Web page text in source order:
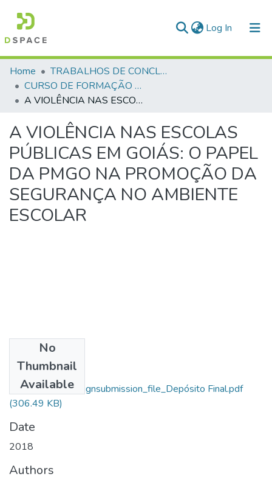
Log In (current)
Communities & Collections
All of DSpace
Home
TRABALHOS DE CONCLUSÃO DE CURSO - CFP (CURSO DE FORMAÇÃO DE PRAÇAS)
CURSO DE FORMAÇÃO DE PRAÇAS - CFP - 2018
A VIOLÊNCIA NAS ESCOLAS PÚBLICAS EM GOIÁS: O PAPEL DA PMGO NA PROMOÇÃO DA SEGURANÇA NO AMBIENTE ESCOLAR
A VIOLÊNCIA NAS ESCOLAS
PÚBLICAS EM GOIÁS: O PAPEL
DA PMGO NA PROMOÇÃO DA
SEGURANÇA NO AMBIENTE
ESCOLAR
No
Thumbnail
Available
Uiliam Da Silva
Lima_14927_assignsubmission_file_Depósito Final.pdf
(306.49 KB)
Date
2018
Authors